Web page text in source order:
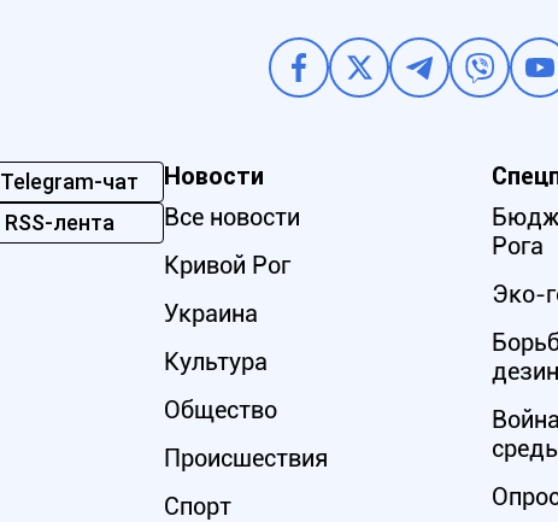
Telegram-чат
RSS-лента
Новости
Все новости
Кривой Рог
Украина
Культура
Общество
Происшествия
Спорт
Рога
Эко-